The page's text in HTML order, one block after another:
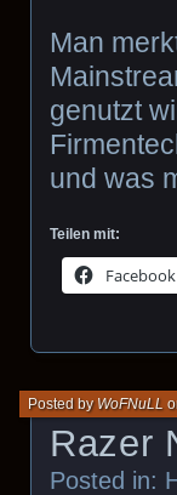
Man
genutzt
und was
Teilen mit:
Facebook
Razer
Posted by WoFNuLL
Posted in: